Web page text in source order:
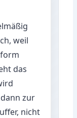
weil
das
dann zur
nicht